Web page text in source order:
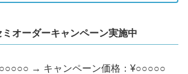
オーダーキャンペーン実施中
→ キャンペーン価格：¥○○○○○